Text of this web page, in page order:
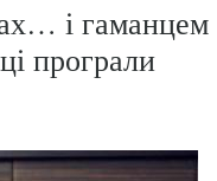
і гаманцем
програли